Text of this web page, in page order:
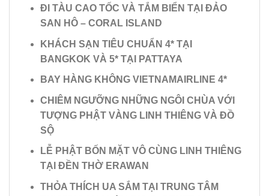
ĐI TÀU CAO TỐC VÀ TẮM BIỂN TẠI ĐẢO
SAN HÔ – CORAL ISLAND
KHÁCH SẠN TIÊU CHUẨN 4* TẠI
BANGKOK VÀ 5* TẠI PATTAYA
BAY HÀNG KHÔNG VIETNAMAIRLINE 4*
CHIÊM NGƯỠNG NHỮNG NGÔI CHÙA VỚI
TƯỢNG PHẬT VÀNG LINH THIÊNG VÀ ĐỒ
SỘ
LỄ PHẬT BỐN MẶT VÔ CÙNG LINH THIÊNG
TẠI ĐỀN THỜ ERAWAN
THỎA THÍCH UA SẮM TẠI TRUNG TÂM